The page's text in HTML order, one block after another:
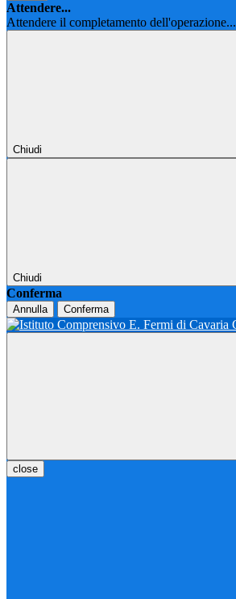
Attendere...
Attendere il completamento dell'operazione...
Chiudi
Chiudi
Conferma
Annulla Conferma
close